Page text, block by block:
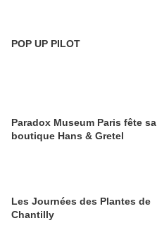
POP UP PILOT
Paradox Museum Paris fête sa
boutique Hans & Gretel
Les Journées des Plantes de
Chantilly